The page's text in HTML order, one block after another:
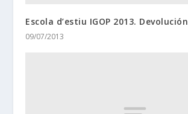
Escola d’estiu IGOP 2013. Devolución
09/07/2013